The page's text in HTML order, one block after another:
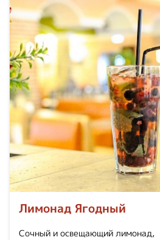
Лимонад Ягодный
Сочный и освещающий лимонад,